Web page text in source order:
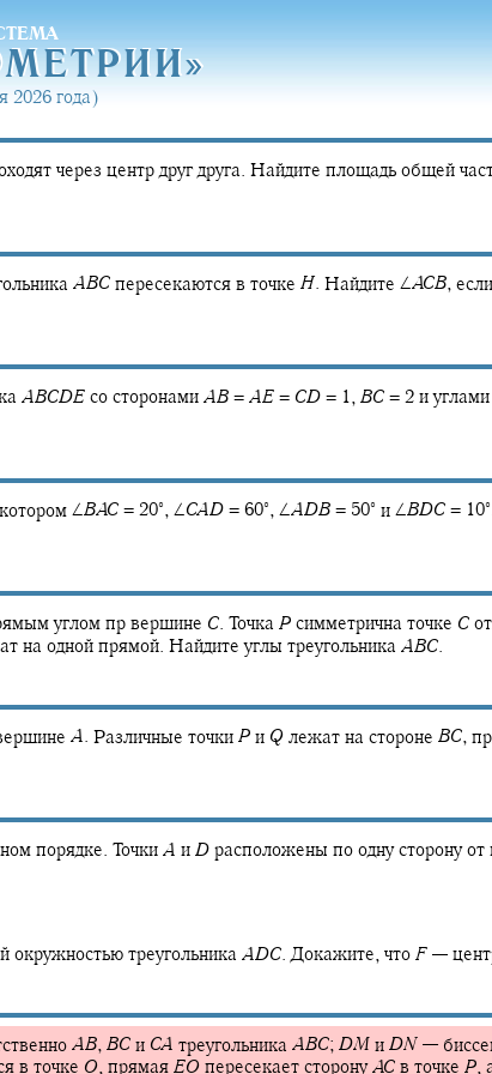
И»
И»
2026 года)
через центр друг друга. Найдите площадь общей
ABC пересекаются в точке H. Найдите ∠ACB, если
ABCDE со сторонами AB = AE = CD = 1, BC = 2 и углами
∠BAC = 20‍∘ , ∠CAD = 60‍∘ , ∠ADB = 50‍∘ и ∠BDC = 10‍∘
углом пр вершине C. Точка P симметрична точке C
на одной прямой. Найдите углы треугольника ABC.
A. Различные точки P и Q лежат на стороне BC,
порядке. Точки A и D расположены по одну сторону от
окружностью треугольника ADC. Докажите, что F —
AB, BC и CA треугольника ABC; DM и DN —
в точке O, прямая EO пересекает сторонуAC в точке P,